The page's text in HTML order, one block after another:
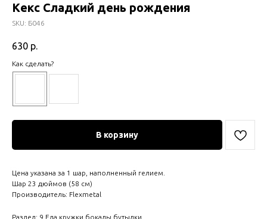
Кекс Сладкий день рождения
SKU: Б046
630 р.
Как сделать?
В корзину
Цена указана за 1 шар, наполненный гелием.
Шар 23 дюймов (58 см)
Производитель: Flexmetal
Раздел: 9 Еда,кружки,бокалы,бутылки